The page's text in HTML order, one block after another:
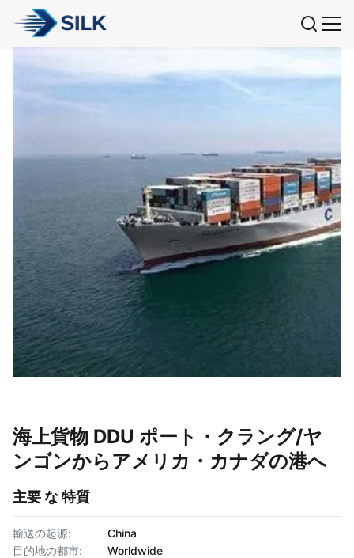
海上貨物 DDU ポート・クラング/ヤ
ンゴンからアメリカ・カナダの港へ
主要 な 特質
輸送の起源:
China
目的地の都市:
Worldwide